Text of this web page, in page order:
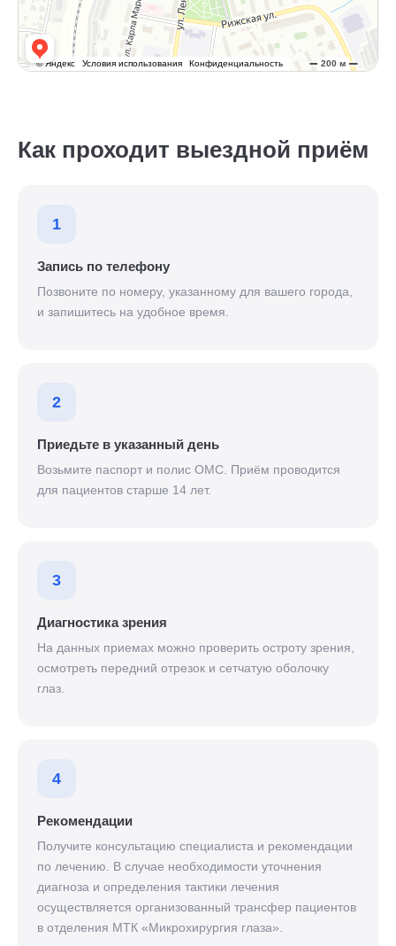
Как проходит выездной приём
1
Запись по телефону
Позвоните по номеру, указанному для вашего города,
и запишитесь на удобное время.
2
Приедьте в указанный день
Возьмите паспорт и полис ОМС. Приём проводится
для пациентов старше 14 лет.
3
Диагностика зрения
На данных приемах можно проверить остроту зрения,
осмотреть передний отрезок и сетчатую оболочку
глаз.
4
Рекомендации
Получите консультацию специалиста и рекомендации
по лечению. В случае необходимости уточнения
диагноза и определения тактики лечения
осуществляется организованный трансфер пациентов
в отделения МТК «Микрохирургия глаза».